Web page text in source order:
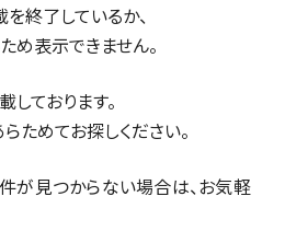
終了しているか、
め表示できません。
ております。
ためてお探しください。
が見つからない場合は、お気軽